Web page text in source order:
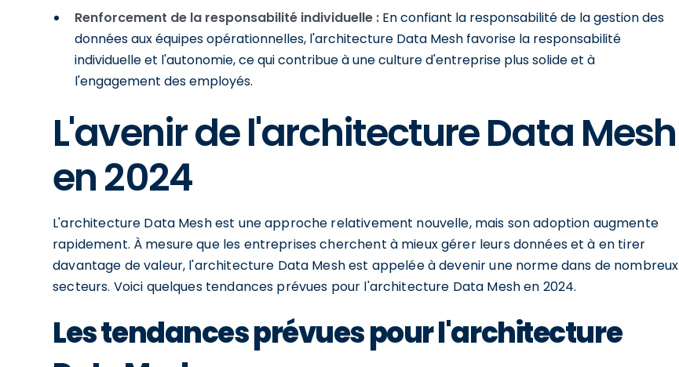
Renforcement de la responsabilité individuelle : En confiant la responsabilité de la gestion des
données aux équipes opérationnelles, l'architecture Data Mesh favorise la responsabilité
individuelle et l'autonomie, ce qui contribue à une culture d'entreprise plus solide et à
l'engagement des employés.
L'avenir de l'architecture Data Mesh
en 2024
L'architecture Data Mesh est une approche relativement nouvelle, mais son adoption augmente
rapidement. À mesure que les entreprises cherchent à mieux gérer leurs données et à en tirer
davantage de valeur, l'architecture Data Mesh est appelée à devenir une norme dans de nombreux
secteurs. Voici quelques tendances prévues pour l'architecture Data Mesh en 2024.
Les tendances prévues pour l'architecture